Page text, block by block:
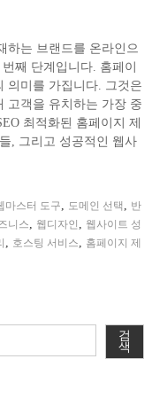
하는 브랜드를 온라인으
째 단계입니다. 홈페이
의미를 가집니다. 그것은
고객을 유치하는 가장 중
최적화된 홈페이지 제
, 그리고 성공적인 웹사
마스터 도구, 도메인 선택 , 반
니스, 웹디자인 , 웹사이트 성
, 호스팅 서비스, 홈페이지 제
검
색